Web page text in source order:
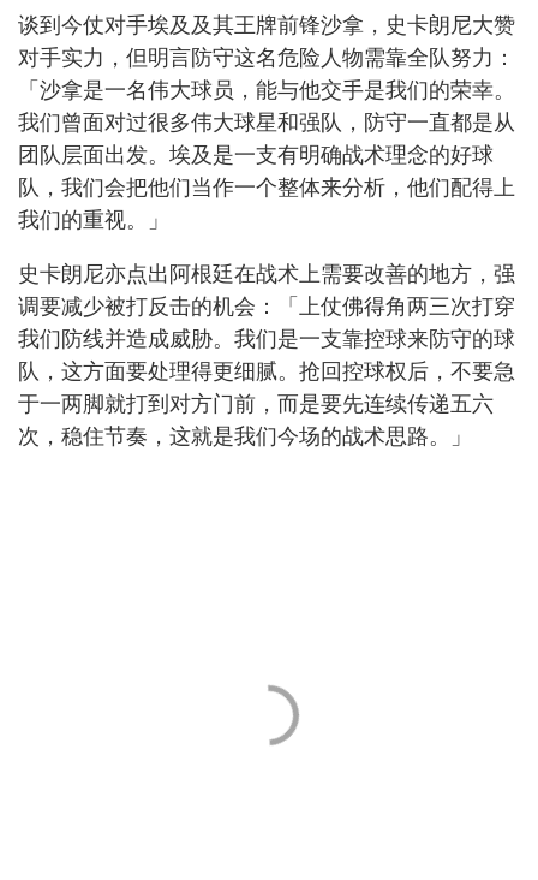
谈到今仗对手埃及及其王牌前锋沙拿，史卡朗尼大赞
对手实力，但明言防守这名危险人物需靠全队努力：
「沙拿是一名伟大球员，能与他交手是我们的荣幸。
我们曾面对过很多伟大球星和强队，防守一直都是从
团队层面出发。埃及是一支有明确战术理念的好球
队，我们会把他们当作一个整体来分析，他们配得上
我们的重视。」
史卡朗尼亦点出阿根廷在战术上需要改善的地方，强
调要减少被打反击的机会：「上仗佛得角两三次打穿
我们防线并造成威胁。我们是一支靠控球来防守的球
队，这方面要处理得更细腻。抢回控球权后，不要急
于一两脚就打到对方门前，而是要先连续传递五六
次，稳住节奏，这就是我们今场的战术思路。」